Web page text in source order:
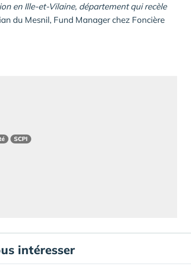
en Ille-et-Vilaine, département qui recèle
du Mesnil, Fund Manager chez Foncière
SCPI
intéresser